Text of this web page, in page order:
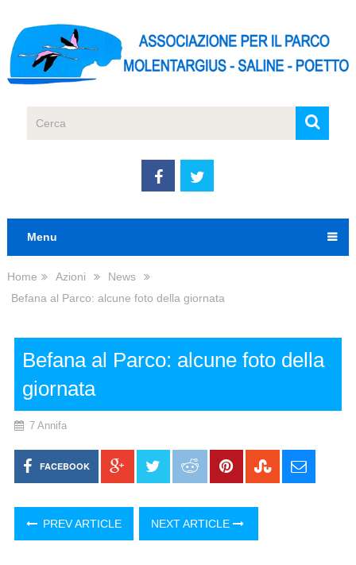
Menu
Home Azioni
News
Befana al Parco: alcune foto della giornata
Befana al Parco: alcune foto della
giornata
7 Annifa
FACEBOOK
PREV ARTICLE NEXT ARTICLE